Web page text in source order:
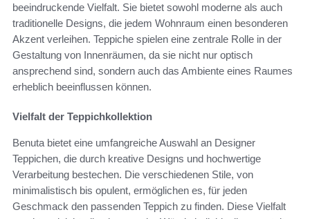
beeindruckende Vielfalt. Sie bietet sowohl moderne als auch
traditionelle Designs, die jedem Wohnraum einen besonderen
Akzent verleihen. Teppiche spielen eine zentrale Rolle in der
Gestaltung von Innenräumen, da sie nicht nur optisch
ansprechend sind, sondern auch das Ambiente eines Raumes
erheblich beeinflussen können.
Vielfalt der Teppichkollektion
Benuta bietet eine umfangreiche Auswahl an Designer
Teppichen, die durch kreative Designs und hochwertige
Verarbeitung bestechen. Die verschiedenen Stile, von
minimalistisch bis opulent, ermöglichen es, für jeden
Geschmack den passenden Teppich zu finden. Diese Vielfalt